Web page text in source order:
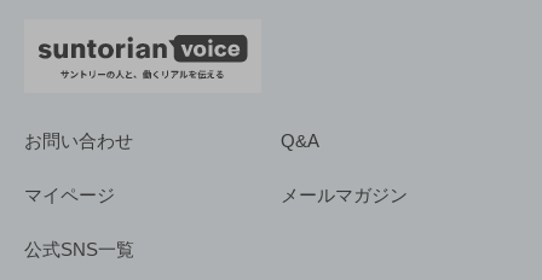
お問い合わせ Q&A
マイページ メールマガジン
公式SNS一覧